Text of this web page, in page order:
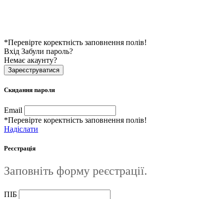
*Перевірте коректність заповнення полів!
Вхід Забули пароль?
Немає акаунту?
Зареєструватися
Скидання пароля
Email
*Перевірте коректність заповнення полів!
Надіслати
Реєстрація
Заповніть форму реєстрації.
ПІБ